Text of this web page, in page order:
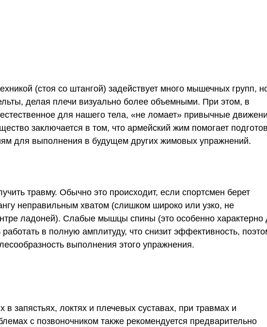
(стоя со штангой) задействует много мышечных групп,
делая плечи визуально более объемными. При этом, в
для нашего тела, «не ломает» привычные
заключается в том, что армейский жим помогает
для выполнения в будущем других жимовых упражнений.
травму. Обычно это происходит, если спортсмен берет
неправильным хватом (слишком широко или узко, не
ладоней). Слабые мышцы спины (это особенно характерно
в полную амплитуду, что снизит эффективность,
выполнения этого упражнения.
в запястьях, локтях и плечевых суставах, при травмах и
с позвоночником также рекомендуется предварительно